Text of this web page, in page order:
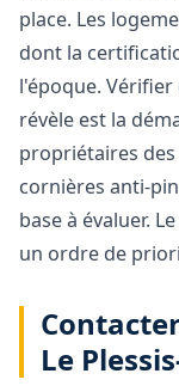
place. Les
dont la
l'époque.
révèle est la
propriétaires des
cornières anti-
base à évaluer.
un ordre de
Le